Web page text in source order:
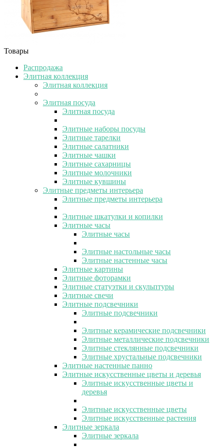
Товары
Распродажа
Элитная коллекция
Элитная коллекция
Элитная посуда
Элитная посуда
Элитные наборы посуды
Элитные тарелки
Элитные салатники
Элитные чашки
Элитные сахарницы
Элитные молочники
Элитные кувшины
Элитные предметы интерьера
Элитные предметы интерьера
Элитные шкатулки и копилки
Элитные часы
Элитные часы
Элитные настольные часы
Элитные настенные часы
Элитные картины
Элитные фоторамки
Элитные статуэтки и скульптуры
Элитные свечи
Элитные подсвечники
Элитные подсвечники
Элитные керамические подсвечники
Элитные металлические подсвечники
Элитные стеклянные подсвечники
Элитные хрустальные подсвечники
Элитные настенные панно
Элитные искусственные цветы и деревья
Элитные искусственные цветы и
деревья
Элитные искусственные цветы
Элитные искусственные растения
Элитные зеркала
Элитные зеркала